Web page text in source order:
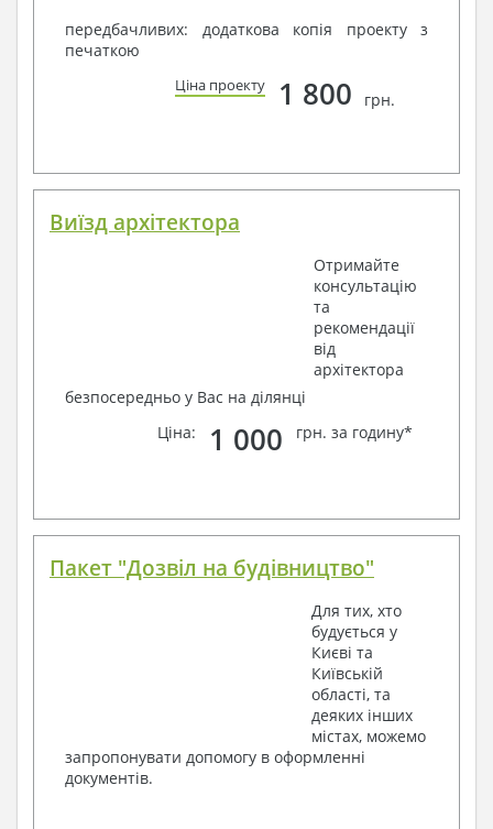
передбачливих: додаткова копія проекту з
печаткою
Ціна проекту 1 800 грн.
Виїзд архітектора
Отримайте
консультацію
та
рекомендації
від
архітектора
безпосередньо у Вас на ділянці
Ціна:
1 000 грн. за годину*
Пакет "Дозвіл на будівництво"
Для тих, хто
будується у
Києві та
Київській
області, та
деяких інших
містах, можемо
запропонувати допомогу в оформленні
документів.